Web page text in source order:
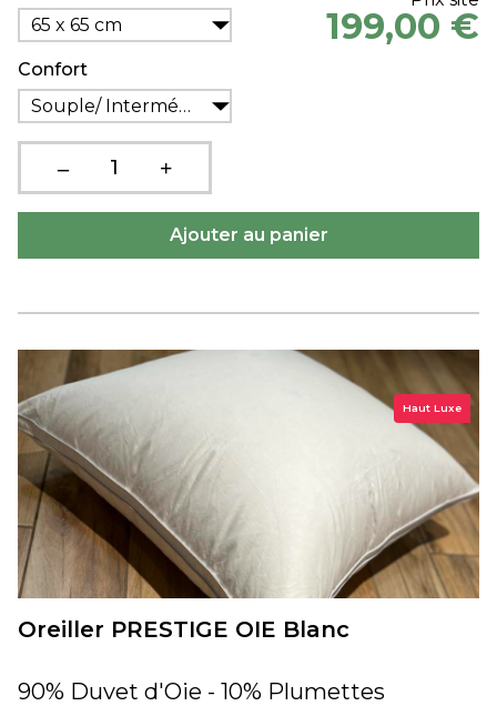
65 x 65 cm
Confort
Souple/ Intermédiaire
199,00 €
Haut Luxe
Oreiller PRESTIGE OIE Blanc
90% Duvet d'Oie - 10% Plumettes